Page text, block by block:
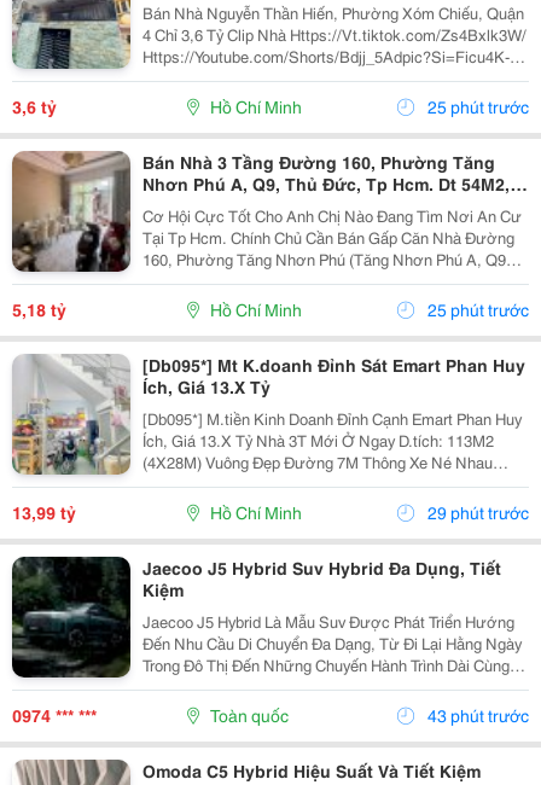
Bán Nhà Nguyễn Thần Hiến, Phường Xóm Chiếu, Quận
4 Chỉ 3,6 Tỷ Clip Nhà Https://Vt.tiktok.com/Zs4Bxlk3W/
Https://Youtube.com/Shorts/Bdjj_5Adpic?Si=Ficu4K-
Ulrqinf8N Vị Trí Đẹp, Cách Mặt Tiền Nguyễn Thần Hiến
Chỉ , 10 Bước Chân Lên Xe Hơi,...
3,6 tỷ Hồ Chí Minh 25 phút trước
Bán Nhà 3 Tầng Đường 160, Phường Tăng
Nhơn Phú A, Q9, Thủ Đức, Tp Hcm. Dt 54M2,
Sổ Hồng Riêng. Giá 5,18 Tỷ
Cơ Hội Cực Tốt Cho Anh Chị Nào Đang Tìm Nơi An Cư
Tại Tp Hcm. Chính Chủ Cần Bán Gấp Căn Nhà Đường
160, Phường Tăng Nhơn Phú (Tăng Nhơn Phú A, Q9
Cũ). Vị Trí Nhà Nằm Trong Khu Dân Cư Ổn Định, Giao
Thông Thuận Tiện Chỉ Vài Bước Là Ra Lã Xuân Oai,
5,18 tỷ Hồ Chí Minh 25 phút trước
[Db095*] Mt K.doanh Đỉnh Sát Emart Phan Huy
Ích, Giá 13.X Tỷ
[Db095*] M.tiền Kinh Doanh Đỉnh Cạnh Emart Phan Huy
Ích, Giá 13.X Tỷ Nhà 3T Mới Ở Ngay D.tích: 113M2
(4X28M) Vuông Đẹp Đường 7M Thông Xe Né Nhau
6Phòng Ngủ, 6Tolet Phù Hợp Kinh Doanh Kết Bạn Liên
Hệ Xem Nhà Ngay!
13,99 tỷ Hồ Chí Minh 29 phút trước
Jaecoo J5 Hybrid Suv Hybrid Đa Dụng, Tiết
Kiệm
Jaecoo J5 Hybrid Là Mẫu Suv Được Phát Triển Hướng
Đến Nhu Cầu Di Chuyển Đa Dạng, Từ Đi Lại Hằng Ngày
Trong Đô Thị Đến Những Chuyến Hành Trình Dài Cùng
Gia Đình. Nhờ Hệ Truyền Động Hybrid Shs-H, Thiết Kế
Thực Dụng Và Nhiều Công Nghệ Hỗ Trợ, Xe Mang...
0974 *** *** Toàn quốc 43 phút trước
Omoda C5 Hybrid Hiệu Suất Và Tiết Kiệm